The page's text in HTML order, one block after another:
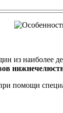
из наиболее
помощи